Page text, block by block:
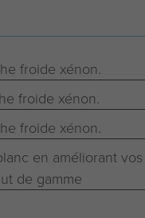
froide xénon.
froide xénon.
froide xénon.
en améliorant
de gamme